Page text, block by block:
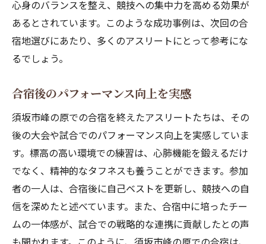
合宿中のコミュニケーション術
チームとしての目標達成に向けた活動
リーダーシップを育む合宿の意義
メンタル強化に役立つプログラム
合宿後のチームの変化とその評価
心身のバランスを整え、競技への集中力を高める効果が
あるとされています。このような成功事例は、次回の合
宿地選びにあたり、多くのアスリートにとって参考にな
るでしょう。
合宿後のパフォーマンス向上を実感
須坂市峰の原での合宿を終えたアスリートたちは、その
後の大会や試合でのパフォーマンス向上を実感していま
す。標高の高い環境での練習は、心肺機能を鍛えるだけ
でなく、精神的なタフネスも養うことができます。参加
者の一人は、合宿後に自己ベストを更新し、競技への自
信を深めたと述べています。また、合宿中に培ったチー
ムの一体感が、試合での戦略的な連携に貢献したとの声